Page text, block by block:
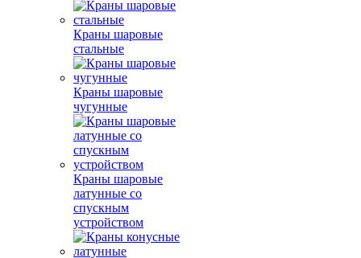
Краны шаровые
стальные
Краны шаровые
чугунные
Краны шаровые
латунные со
спускным
устройством